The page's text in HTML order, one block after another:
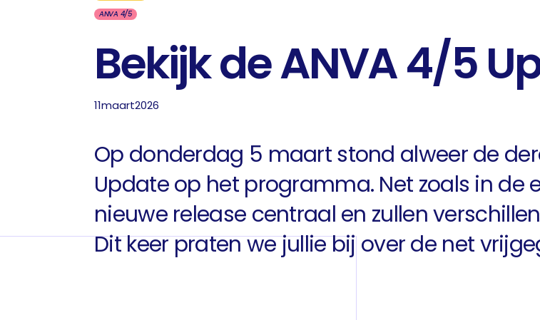
ANVA 4/5
Bekijk de ANVA 4/5
11maart2026
Op donderdag 5 maart stond alweer de
Update op het programma. Net zoals in de
nieuwe release centraal en zullen
Dit keer praten we jullie bij over de net